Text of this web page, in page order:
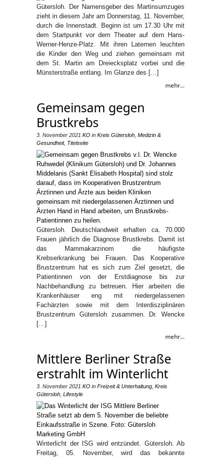
Gütersloh. Der Namensgeber des Martinsumzuges
zieht in diesem Jahr am Donnerstag, 11. November,
durch die Innenstadt. Beginn ist um 17.30 Uhr mit
dem Startpunkt vor dem Theater auf dem Hans-
Werner-Henze-Platz. Mit ihren Laternen leuchten
die Kinder den Weg und ziehen gemeinsam mit
dem St. Martin am Dreiecksplatz vorbei und die
Münsterstraße entlang. Im Glanze des […]
mehr...
Gemeinsam gegen
Brustkrebs
3. November 2021 KO in Kreis Gütersloh Medizin &
Gesundheit, Titelseite
Gütersloh. Deutschlandweit erhalten ca. 70.000
Frauen jährlich die Diagnose Brustkrebs. Damit ist
das Mammakarzinom die häufigste
Krebserkrankung bei Frauen. Das Kooperative
Brustzentrum hat es sich zum Ziel gesetzt, die
Patientinnen von der Erstdiagnose bis zur
Nachbehandlung zu betreuen. Hier arbeiten die
Krankenhäuser eng mit niedergelassenen
Fachärzten sowie mit dem Interdisziplinären
Brustzentrum Gütersloh zusammen. Dr. Wencke
[…]
mehr...
Mittlere Berliner Straße
erstrahlt im Winterlicht
3. November 2021 KO in Freizeit & Unterhaltung Kreis
Gütersloh Lifestyle
Winterlicht der ISG wird entzündet. Gütersloh. Ab
Freitag, 05. November, wird das bekannte